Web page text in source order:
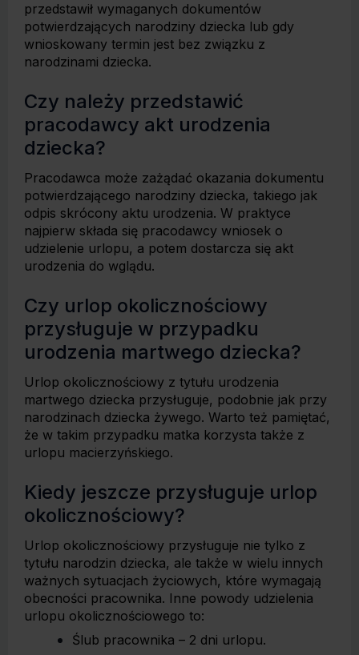
przedstawił wymaganych dokumentów
potwierdzających narodziny dziecka lub gdy
wnioskowany termin jest bez związku z
narodzinami dziecka.
Czy należy przedstawić
pracodawcy akt urodzenia
dziecka?
Pracodawca może zażądać okazania dokumentu
potwierdzającego narodziny dziecka, takiego jak
odpis skrócony aktu urodzenia. W praktyce
najpierw składa się pracodawcy wniosek o
udzielenie urlopu, a potem dostarcza się akt
urodzenia do wglądu.
Czy urlop okolicznościowy
przysługuje w przypadku
urodzenia martwego dziecka?
Urlop okolicznościowy z tytułu urodzenia
martwego dziecka przysługuje, podobnie jak przy
narodzinach dziecka żywego. Warto też pamiętać,
że w takim przypadku matka korzysta także z
urlopu macierzyńskiego.
Kiedy jeszcze przysługuje urlop
okolicznościowy?
Urlop okolicznościowy przysługuje nie tylko z
tytułu narodzin dziecka, ale także w wielu innych
ważnych sytuacjach życiowych, które wymagają
obecności pracownika. Inne powody udzielenia
urlopu okolicznościowego to:
Ślub pracownika – 2 dni urlopu.